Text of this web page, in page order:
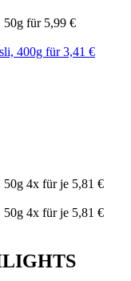
50g für 5,99 €
400g für3,41 €
50g 4x für je 5,81 €
50g 4x für je 5,81 €